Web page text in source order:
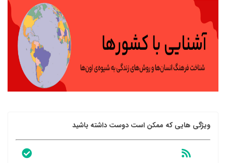
ویژگی هایی که ممکن است دوست داشته باشید